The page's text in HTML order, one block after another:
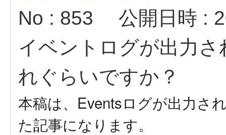
No : 853
公開日時 :
イベントログが出力
れぐらいですか？
本稿は、Eventsログが出力さ
た記事になります。